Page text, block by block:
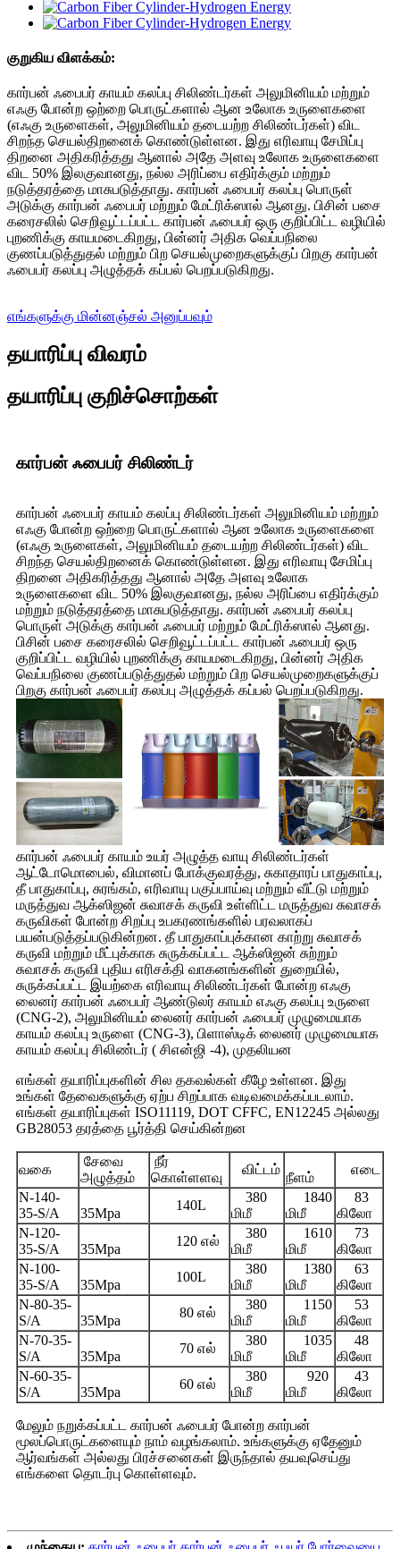
குறுகிய விளக்கம்:
கார்பன் ஃபைபர் காயம் கலப்பு சிலிண்டர்கள் அலுமினியம் மற்றும்
எஃகு போன்ற ஒற்றை பொருட்களால் ஆன உலோக உருளைகளை
(எஃகு உருளைகள், அலுமினியம் தடையற்ற சிலிண்டர்கள்) விட
சிறந்த செயல்திறனைக் கொண்டுள்ளன. இது எரிவாயு சேமிப்பு
திறனை அதிகரித்தது ஆனால் அதே அளவு உலோக உருளைகளை
விட 50% இலகுவானது, நல்ல அரிப்பை எதிர்க்கும் மற்றும்
நடுத்தரத்தை மாசுபடுத்தாது. கார்பன் ஃபைபர் கலப்பு பொருள்
அடுக்கு கார்பன் ஃபைபர் மற்றும் மேட்ரிக்ஸால் ஆனது. பிசின் பசை
கரைசலில் செறிவூட்டப்பட்ட கார்பன் ஃபைபர் ஒரு குறிப்பிட்ட வழியில்
புறணிக்கு காயமடைகிறது, பின்னர் அதிக வெப்பநிலை
குணப்படுத்துதல் மற்றும் பிற செயல்முறைகளுக்குப் பிறகு கார்பன்
ஃபைபர் கலப்பு அழுத்தக் கப்பல் பெறப்படுகிறது.
எங்களுக்கு மின்னஞ்சல் அனுப்பவும்
தயாரிப்பு விவரம்
தயாரிப்பு குறிச்சொற்கள்
கார்பன் ஃபைபர் சிலிண்டர்
கார்பன் ஃபைபர் காயம் கலப்பு சிலிண்டர்கள் அலுமினியம் மற்றும்
எஃகு போன்ற ஒற்றை பொருட்களால் ஆன உலோக உருளைகளை
(எஃகு உருளைகள், அலுமினியம் தடையற்ற சிலிண்டர்கள்) விட
சிறந்த செயல்திறனைக் கொண்டுள்ளன. இது எரிவாயு சேமிப்பு
திறனை அதிகரித்தது ஆனால் அதே அளவு உலோக
உருளைகளை விட 50% இலகுவானது, நல்ல அரிப்பை எதிர்க்கும்
மற்றும் நடுத்தரத்தை மாசுபடுத்தாது. கார்பன் ஃபைபர் கலப்பு
பொருள் அடுக்கு கார்பன் ஃபைபர் மற்றும் மேட்ரிக்ஸால் ஆனது.
பிசின் பசை கரைசலில் செறிவூட்டப்பட்ட கார்பன் ஃபைபர் ஒரு
குறிப்பிட்ட வழியில் புறணிக்கு காயமடைகிறது, பின்னர் அதிக
வெப்பநிலை குணப்படுத்துதல் மற்றும் பிற செயல்முறைகளுக்குப்
பிறகு கார்பன் ஃபைபர் கலப்பு அழுத்தக் கப்பல் பெறப்படுகிறது.
கார்பன் ஃபைபர் காயம் உயர் அழுத்த வாயு சிலிண்டர்கள்
ஆட்டோமொபைல், விமானப் போக்குவரத்து, சுகாதாரப் பாதுகாப்பு,
தீ பாதுகாப்பு, சுரங்கம், எரிவாயு பகுப்பாய்வு மற்றும் வீட்டு மற்றும்
மருத்துவ ஆக்ஸிஜன் சுவாசக் கருவி உள்ளிட்ட மருத்துவ சுவாசக்
கருவிகள் போன்ற சிறப்பு உபகரணங்களில் பரவலாகப்
பயன்படுத்தப்படுகின்றன. தீ பாதுகாப்புக்கான காற்று சுவாசக்
கருவி மற்றும் மீட்புக்காக சுருக்கப்பட்ட ஆக்ஸிஜன் சுற்றும்
சுவாசக் கருவி புதிய எரிசக்தி வாகனங்களின் துறையில்,
சுருக்கப்பட்ட இயற்கை எரிவாயு சிலிண்டர்கள் போன்ற எஃகு
லைனர் கார்பன் ஃபைபர் ஆண்டுலர் காயம் எஃகு கலப்பு உருளை
(CNG-2), அலுமினியம் லைனர் கார்பன் ஃபைபர் முழுமையாக
காயம் கலப்பு உருளை (CNG-3), பிளாஸ்டிக் லைனர் முழுமையாக
காயம் கலப்பு சிலிண்டர் ( சிஎன்ஜி -4), முதலியன
எங்கள் தயாரிப்புகளின் சில தகவல்கள் கீழே உள்ளன. இது
உங்கள் தேவைகளுக்கு ஏற்ப சிறப்பாக வடிவமைக்கப்படலாம்.
எங்கள் தயாரிப்புகள் ISO11119, DOT CFFC, EN12245 அல்லது
GB28053 தரத்தை பூர்த்தி செய்கின்றன
வகை
சேவை
அழுத்தம்
நீர்
கொள்ளளவு
விட்டம்
நீளம்
எடை
N-140-
35-S/A
35Mpa
140L
380
மிமீ
1840
மிமீ
83
கிலோ
N-120-
35-S/A
35Mpa
120 எல்
380
மிமீ
1610
மிமீ
73
கிலோ
N-100-
35-S/A
35Mpa
100L
380
மிமீ
1380
மிமீ
63
கிலோ
N-80-35-
S/A
35Mpa
80 எல்
380
மிமீ
1150
மிமீ
53
கிலோ
N-70-35-
S/A
35Mpa
70 எல்
380
மிமீ
1035
மிமீ
48
கிலோ
N-60-35-
S/A
35Mpa
60 எல்
380
மிமீ
920
மிமீ
43
கிலோ
மேலும் நறுக்கப்பட்ட கார்பன் ஃபைபர் போன்ற கார்பன்
மூலப்பொருட்களையும் நாம் வழங்கலாம். உங்களுக்கு ஏதேனும்
ஆர்வங்கள் அல்லது பிரச்சனைகள் இருந்தால் தயவுசெய்து
எங்களை தொடர்பு கொள்ளவும்.